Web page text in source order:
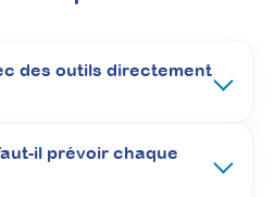
des outils directement
il prévoir chaque